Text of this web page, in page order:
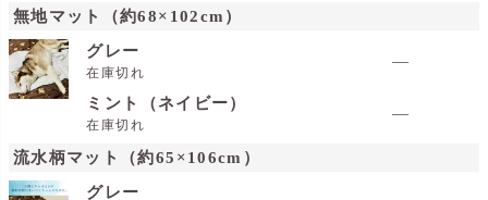
無地マット（約68×102cm）
グレー
在庫切れ
—
ミント（ネイビー）
在庫切れ
—
流水柄マット（約65×106cm）
グレー